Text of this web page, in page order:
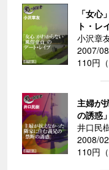
「女
ト・レ
小沢章
2007/
110円（
主婦が
の誘惑
井口民
2008/
110円（